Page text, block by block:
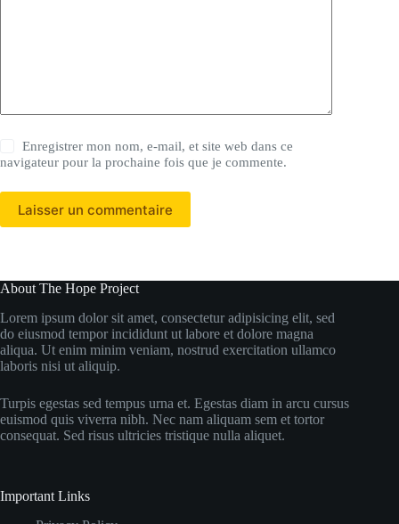
Enregistrer mon nom, e-mail, et site web dans ce
navigateur pour la prochaine fois que je commente.
Laisser un commentaire
About The Hope Project
Lorem ipsum dolor sit amet, consectetur adipisicing elit, sed
do eiusmod tempor incididunt ut labore et dolore magna
aliqua. Ut enim minim veniam, nostrud exercitation ullamco
laboris nisi ut aliquip.
Turpis egestas sed tempus urna et. Egestas diam in arcu cursus
euismod quis viverra nibh. Nec nam aliquam sem et tortor
consequat. Sed risus ultricies tristique nulla aliquet.
Important Links